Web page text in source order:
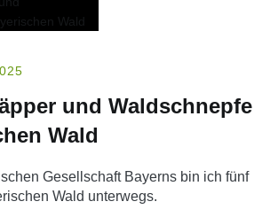
und Waldschnepfe
Wald
Gesellschaft Bayerns bin ich fünf
Wald unterwegs.